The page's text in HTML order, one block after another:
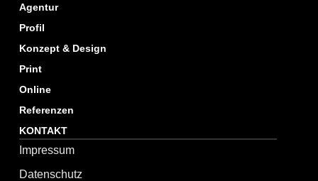
Agentur
Profil
Konzept & Design
Print
Online
Referenzen
KONTAKT
Impressum
Datenschutz